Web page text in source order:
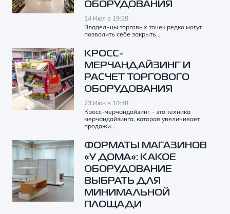
ОБОРУДОВАНИЯ
14 Июл в 19:28
Владельцы торговых точек редко могут
позволить себе закрыть…
КРОСС-
МЕРЧАНДАЙЗИНГ И
РАСЧЕТ ТОРГОВОГО
ОБОРУДОВАНИЯ
23 Июн в 10:48
Кросс-мерчандайзинг – это техника
мерчандайзинга, которая увеличивает
продажи…
ФОРМАТЫ МАГАЗИНОВ
«У ДОМА»: КАКОЕ
ОБОРУДОВАНИЕ
ВЫБРАТЬ ДЛЯ
МИНИМАЛЬНОЙ
ПЛОЩАДИ